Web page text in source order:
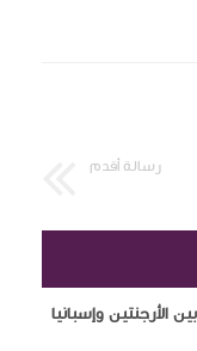
رسالة أقدم
الأرجنتين وإسبانيا